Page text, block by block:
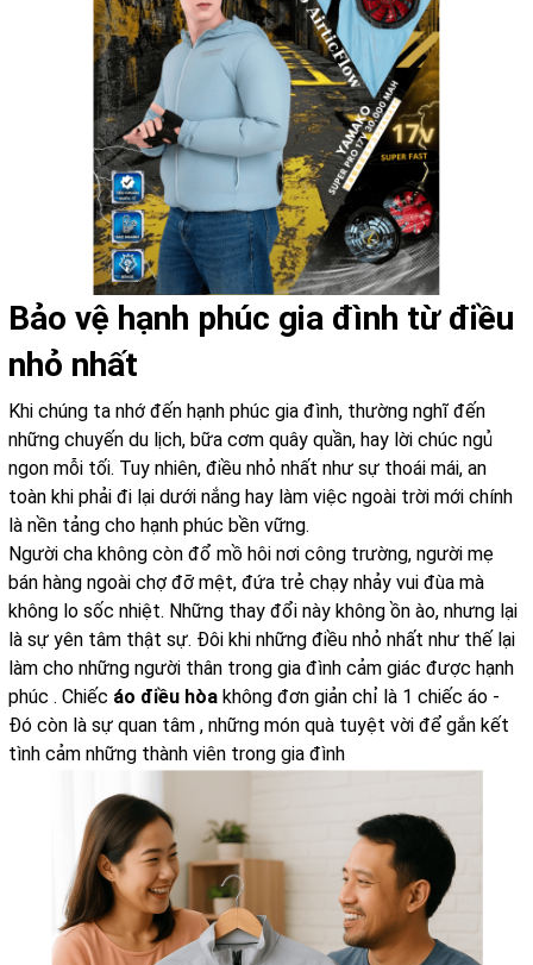
Bảo vệ hạnh phúc gia đình từ điều
nhỏ nhất
Khi chúng ta nhớ đến hạnh phúc gia đình, thường nghĩ đến
những chuyến du lịch, bữa cơm quây quần, hay lời chúc ngủ
ngon mỗi tối. Tuy nhiên, điều nhỏ nhất như sự thoái mái, an
toàn khi phải đi lại dưới nắng hay làm việc ngoài trời mới chính
là nền tảng cho hạnh phúc bền vững.
Người cha không còn đổ mồ hôi nơi công trường, người mẹ
bán hàng ngoài chợ đỡ mệt, đứa trẻ chạy nhảy vui đùa mà
không lo sốc nhiệt. Những thay đổi này không ồn ào, nhưng lại
là sự yên tâm thật sự. Đôi khi những điều nhỏ nhất như thế lại
làm cho những người thân trong gia đình cảm giác được hạnh
phúc . Chiếc áo điều hòa không đơn giản chỉ là 1 chiếc áo -
Đó còn là sự quan tâm , những món quà tuyệt vời để gắn kết
tình cảm những thành viên trong gia đình